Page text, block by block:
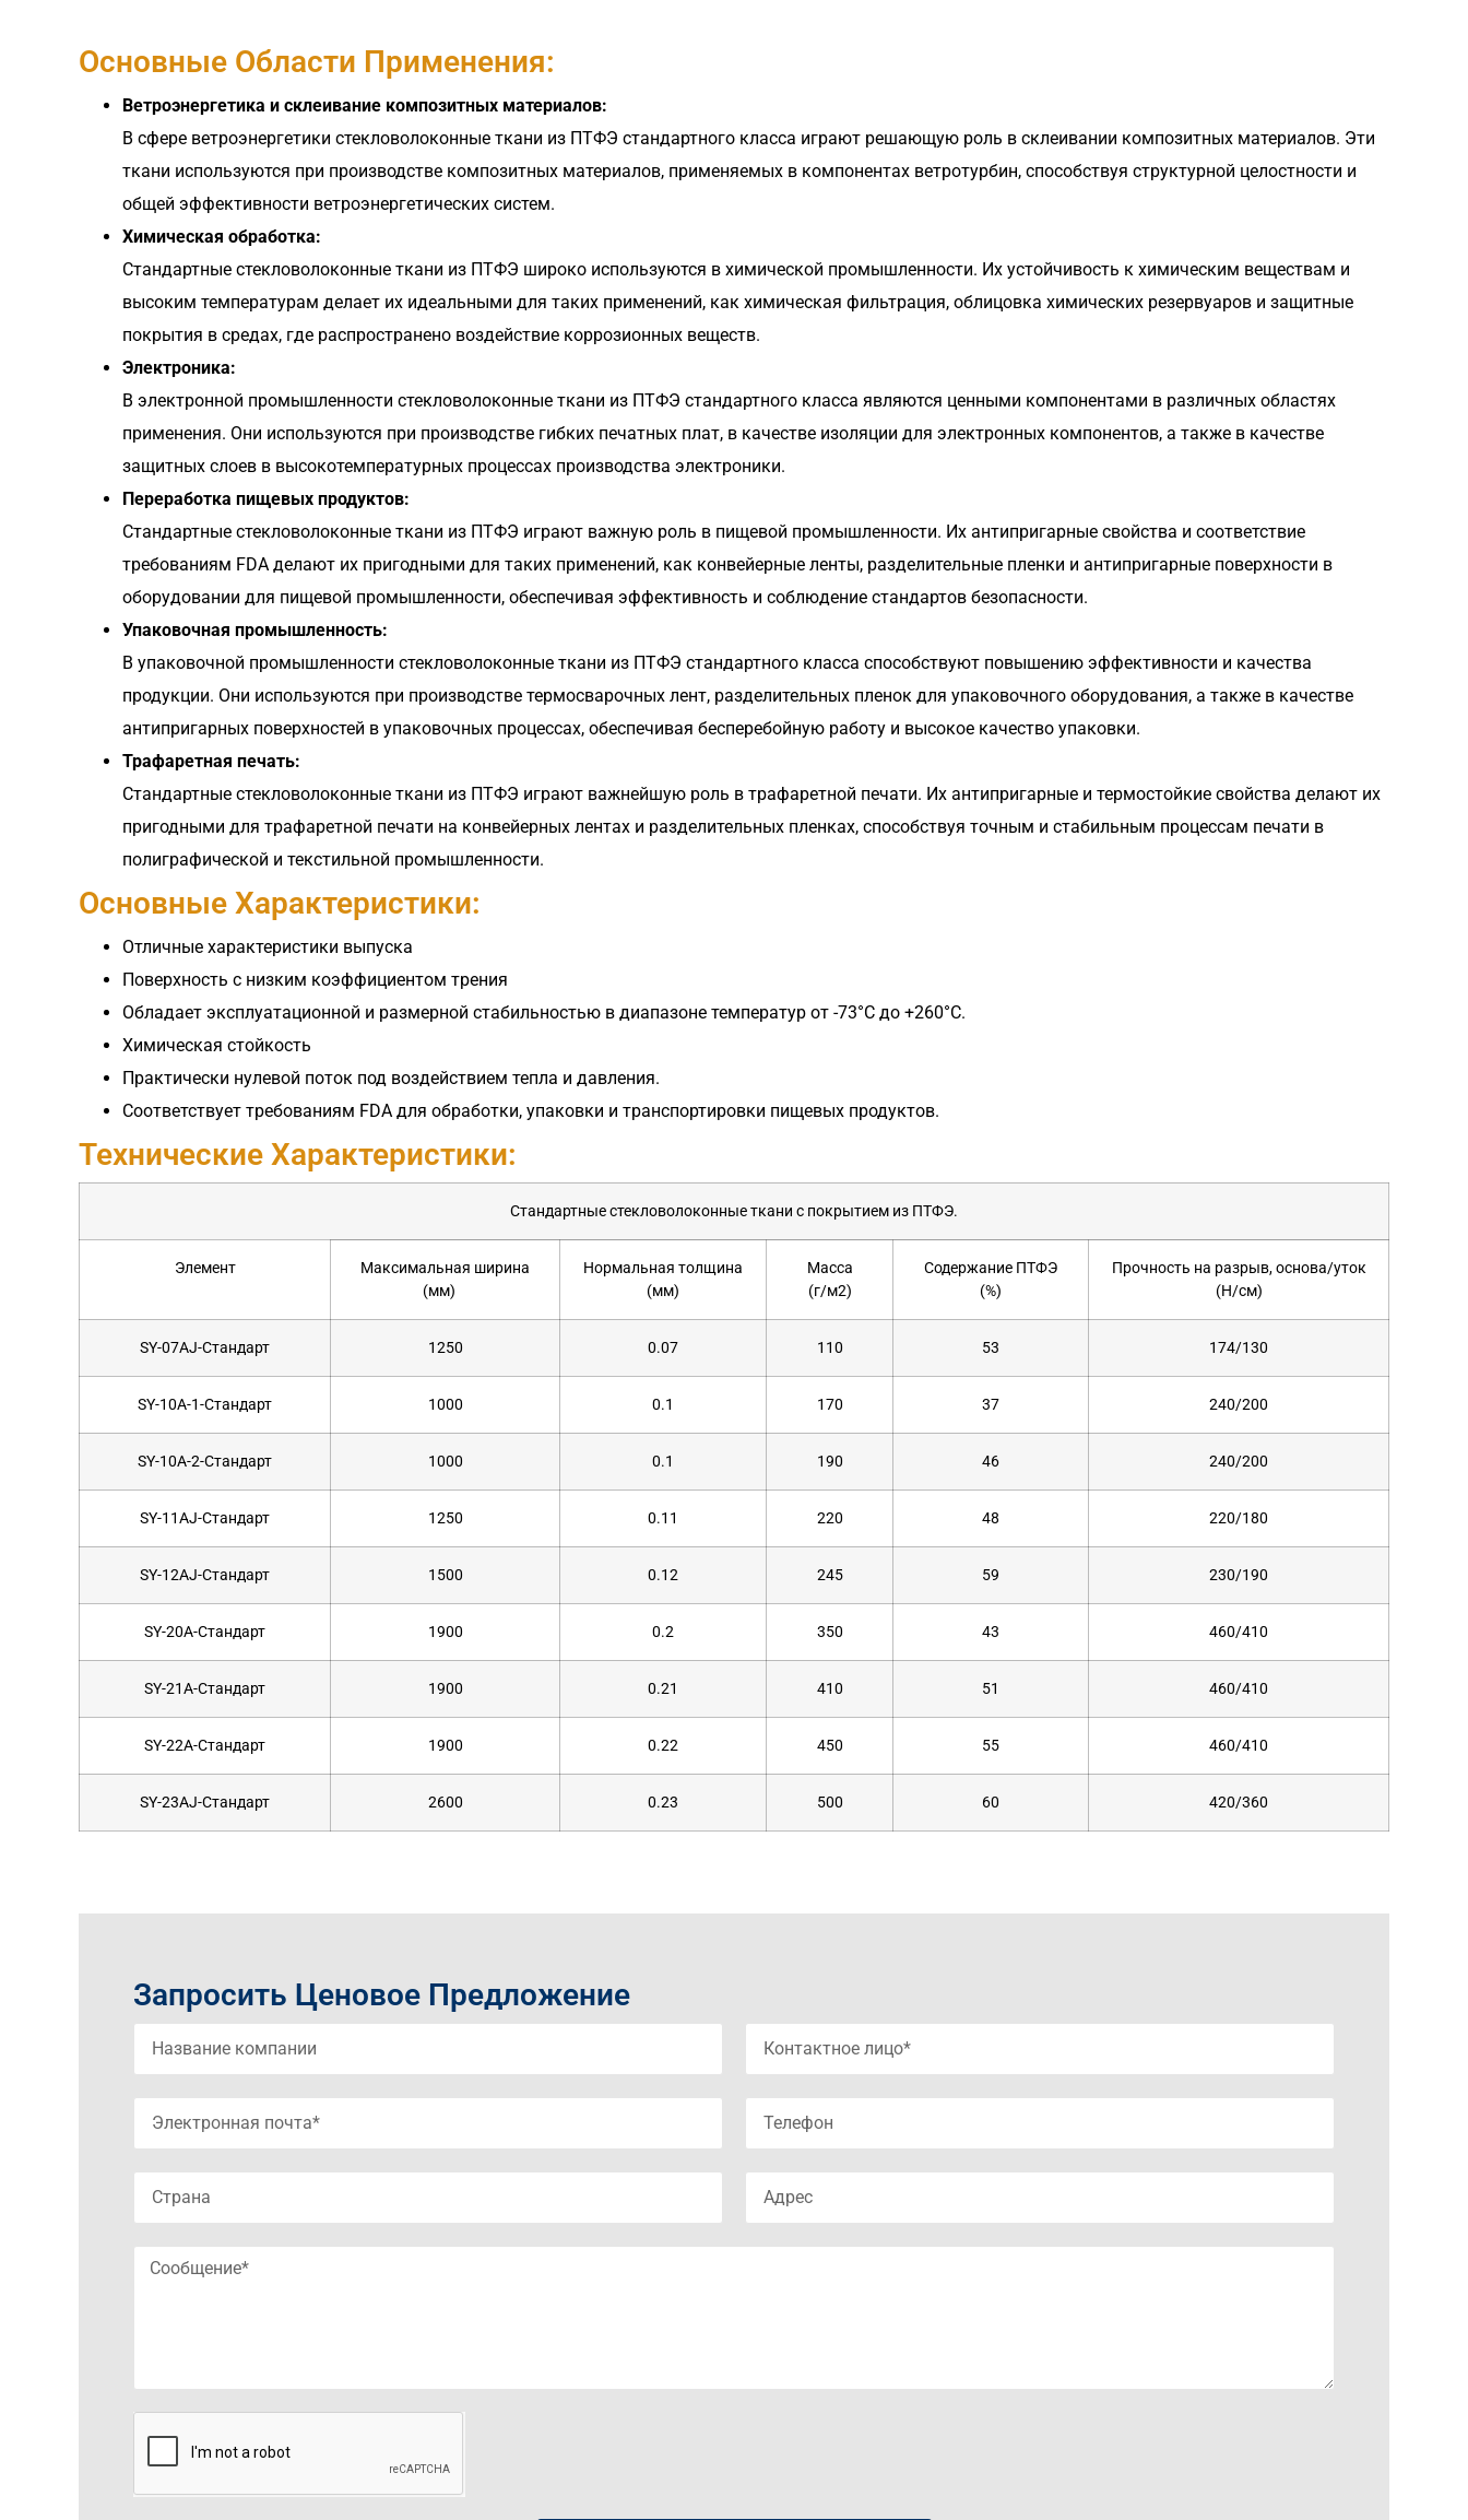
Основные Области Применения:
Ветроэнергетика и склеивание композитных материалов:
В сфере ветроэнергетики стекловолоконные ткани из ПТФЭ стандартного класса играют решающую роль в склеивании композитных материалов. Эти
ткани используются при производстве композитных материалов, применяемых в компонентах ветротурбин, способствуя структурной целостности и
общей эффективности ветроэнергетических систем.
Химическая обработка:
Стандартные стекловолоконные ткани из ПТФЭ широко используются в химической промышленности. Их устойчивость к химическим веществам и
высоким температурам делает их идеальными для таких применений, как химическая фильтрация, облицовка химических резервуаров и защитные
покрытия в средах, где распространено воздействие коррозионных веществ.
Электроника:
В электронной промышленности стекловолоконные ткани из ПТФЭ стандартного класса являются ценными компонентами в различных областях
применения. Они используются при производстве гибких печатных плат, в качестве изоляции для электронных компонентов, а также в качестве
защитных слоев в высокотемпературных процессах производства электроники.
Переработка пищевых продуктов:
Стандартные стекловолоконные ткани из ПТФЭ играют важную роль в пищевой промышленности. Их антипригарные свойства и соответствие
требованиям FDA делают их пригодными для таких применений, как конвейерные ленты, разделительные пленки и антипригарные поверхности в
оборудовании для пищевой промышленности, обеспечивая эффективность и соблюдение стандартов безопасности.
Упаковочная промышленность:
В упаковочной промышленности стекловолоконные ткани из ПТФЭ стандартного класса способствуют повышению эффективности и качества
продукции. Они используются при производстве термосварочных лент, разделительных пленок для упаковочного оборудования, а также в качестве
антипригарных поверхностей в упаковочных процессах, обеспечивая бесперебойную работу и высокое качество упаковки.
Трафаретная печать:
Стандартные стекловолоконные ткани из ПТФЭ играют важнейшую роль в трафаретной печати. Их антипригарные и термостойкие свойства делают их
пригодными для трафаретной печати на конвейерных лентах и разделительных пленках, способствуя точным и стабильным процессам печати в
полиграфической и текстильной промышленности.
Основные Характеристики:
Отличные характеристики выпуска
Поверхность с низким коэффициентом трения
Обладает эксплуатационной и размерной стабильностью в диапазоне температур от -73°C до +260°C.
Химическая стойкость
Практически нулевой поток под воздействием тепла и давления.
Соответствует требованиям FDA для обработки, упаковки и транспортировки пищевых продуктов.
Технические Характеристики:
Стандартные стекловолоконные ткани с покрытием из ПТФЭ.
Элемент
Максимальная ширина
(мм)
Нормальная толщина
(мм)
Масса
(г/м2)
Содержание ПТФЭ
(%)
Прочность на разрыв, основа/уток
(Н/см)
SY-07AJ-Стандарт 1250 0.07 110 53 174/130
SY-10A-1-Стандарт 1000 0.1 170 37 240/200
SY-10A-2-Стандарт 1000 0.1 190 46 240/200
SY-11AJ-Стандарт 1250 0.11 220 48 220/180
SY-12AJ-Стандарт 1500 0.12 245 59 230/190
SY-20A-Стандарт 1900 0.2 350 43 460/410
SY-21A-Стандарт 1900 0.21 410 51 460/410
SY-22A-Стандарт 1900 0.22 450 55 460/410
SY-23AJ-Стандарт 2600 0.23 500 60 420/360
Запросить Ценовое Предложение